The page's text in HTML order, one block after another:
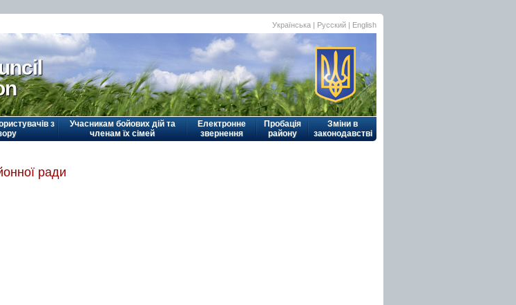
Українська | Русский | English
з
Учасникам бойових дій та
членам їх сімей
Електронне
звернення
Пробація
району
Зміни в
законодавстві
ради